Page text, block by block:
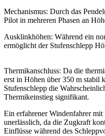
Mechanismus: Durch das
Pilot in mehreren Phasen an
Ausklinkhöhen: Während ein
ermöglicht der Stufenschlepp
Thermikanschluss: Da die
erst in Höhen über 350 m stabil
Stufenschlepp die
Thermikeinstieg signifikant.
Ein erfahrener Windenfahrer
unerlässlich, da die Zugkraft
Einflüsse während des